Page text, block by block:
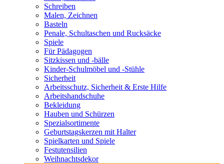
Schreiben
Malen, Zeichnen
Basteln
Penale, Schultaschen und Rucksäcke
Spiele
Für Pädagogen
Sitzkissen und -bälle
Kinder-Schulmöbel und -Stühle
Sicherheit
Arbeitsschutz, Sicherheit & Erste Hilfe
Arbeitshandschuhe
Bekleidung
Hauben und Schürzen
Spezialsortimente
Geburtstagskerzen mit Halter
Spielkarten und Spiele
Festutensilien
Weihnachtsdekor